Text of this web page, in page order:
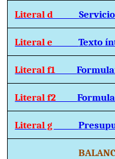
Literal d
Literal eTexto
Literal f1
Literal f2
Literal g
BALANCE